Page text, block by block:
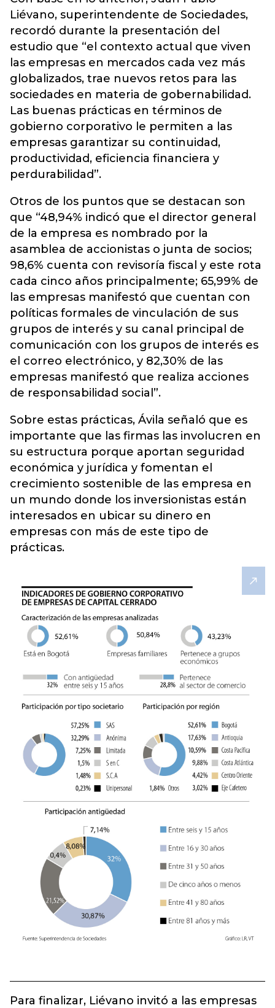
Liévano, superintendente de Sociedades,
recordó durante la presentación del
estudio que “el contexto actual que viven
las empresas en mercados cada vez más
globalizados, trae nuevos retos para las
sociedades en materia de gobernabilidad.
Las buenas prácticas en términos de
gobierno corporativo le permiten a las
empresas garantizar su continuidad,
productividad, eficiencia financiera y
perdurabilidad”.
Otros de los puntos que se destacan son
que “48,94% indicó que el director general
de la empresa es nombrado por la
asamblea de accionistas o junta de socios;
98,6% cuenta con revisoría fiscal y este rota
cada cinco años principalmente; 65,99% de
las empresas manifestó que cuentan con
políticas formales de vinculación de sus
grupos de interés y su canal principal de
comunicación con los grupos de interés es
el correo electrónico, y 82,30% de las
empresas manifestó que realiza acciones
de responsabilidad social”.
Sobre estas prácticas, Ávila señaló que es
importante que las firmas las involucren en
su estructura porque aportan seguridad
económica y jurídica y fomentan el
crecimiento sostenible de las empresa en
un mundo donde los inversionistas están
interesados en ubicar su dinero en
empresas con más de este tipo de
prácticas.
Para finalizar, Liévano invitó a las empresas